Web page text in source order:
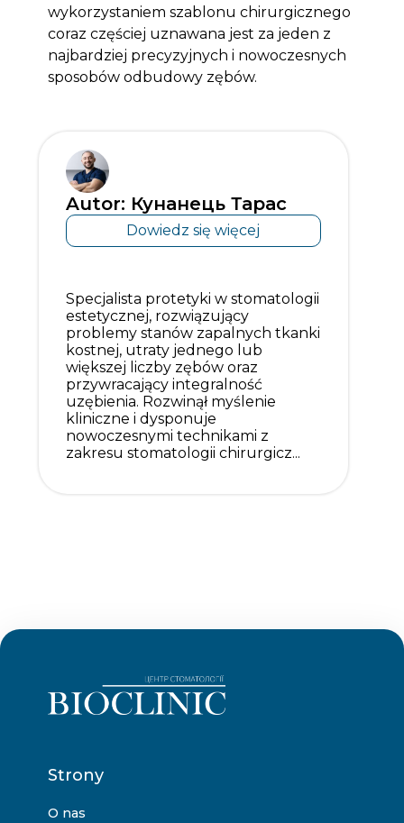
wykorzystaniem szablonu chirurgicznego
coraz częściej uznawana jest za jeden z
najbardziej precyzyjnych i nowoczesnych
sposobów odbudowy zębów.
Autor: Кунанець Тарас
Dowiedz się więcej
Specjalista protetyki w stomatologii
estetycznej, rozwiązujący
problemy stanów zapalnych tkanki
kostnej, utraty jednego lub
większej liczby zębów oraz
przywracający integralność
uzębienia. Rozwinął myślenie
kliniczne i dysponuje
nowoczesnymi technikami z
zakresu stomatologii chirurgicz...
Strony
O nas